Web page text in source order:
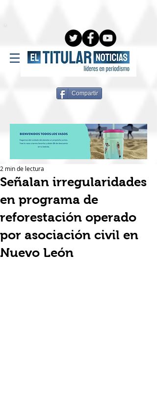
Compartir
Señalan irregularidades
en programa de
reforestación operado
por asociación civil en
Nuevo León
2 min de lectura